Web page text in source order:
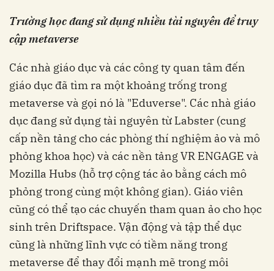
Trường học đang sử dụng nhiều tài nguyên để truy
cập metaverse
Các nhà giáo dục và các công ty quan tâm đến
giáo dục đã tìm ra một khoảng trống trong
metaverse và gọi nó là "Eduverse". Các nhà giáo
dục đang sử dụng tài nguyên từ Labster (cung
cấp nền tảng cho các phòng thí nghiệm ảo và mô
phỏng khoa học) và các nền tảng VR ENGAGE và
Mozilla Hubs (hỗ trợ cộng tác ảo bằng cách mô
phỏng trong cùng một không gian). Giáo viên
cũng có thể tạo các chuyến tham quan ảo cho học
sinh trên Driftspace. Vận động và tập thể dục
cũng là những lĩnh vực có tiềm năng trong
metaverse để thay đổi mạnh mẽ trong môi